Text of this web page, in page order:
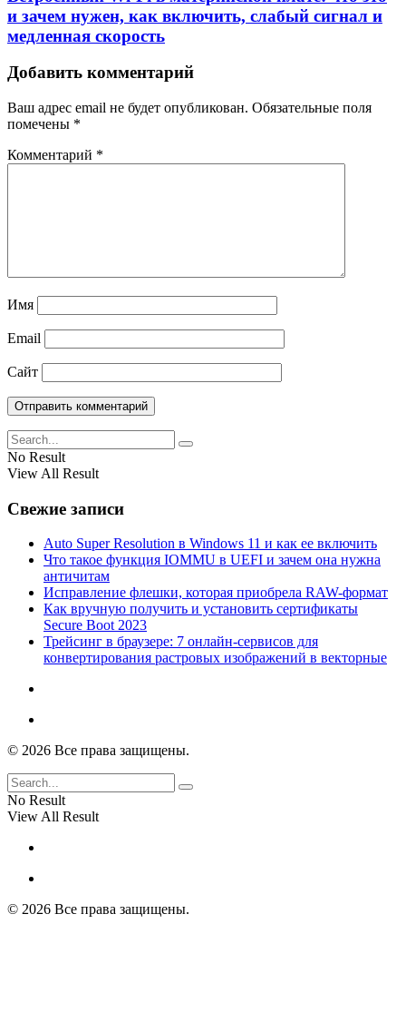
и зачем нужен, как включить, слабый сигнал и
медленная скорость
Добавить комментарий
Ваш адрес email не будет опубликован. Обязательные поля
помечены *
Комментарий *
Имя
Email
Сайт
No Result
View All Result
Свежие записи
Auto Super Resolution в Windows 11 и как ее включить
Что такое функция IOMMU в UEFI и зачем она нужна
античитам
Исправление флешки, которая приобрела RAW-формат
Как вручную получить и установить сертификаты
Secure Boot 2023
Трейсинг в браузере: 7 онлайн-сервисов для
конвертирования растровых изображений в векторные
© 2026 Все права защищены.
No Result
View All Result
© 2026 Все права защищены.